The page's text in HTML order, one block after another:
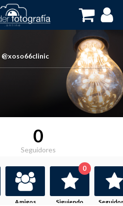
@xoso66clinic
0
Seguidores
Amigos Siguiendo
0